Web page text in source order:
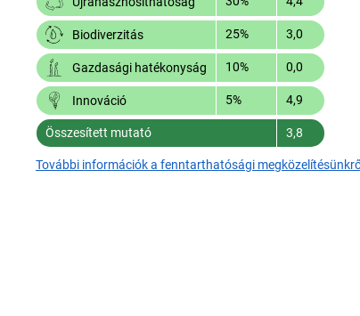
Biodiverzitás 25% 3,0
Gazdasági hatékonyság 10% 0,0
Innováció 5% 4,9
Összesített mutató 3,8
További információk a fenntarthatósági